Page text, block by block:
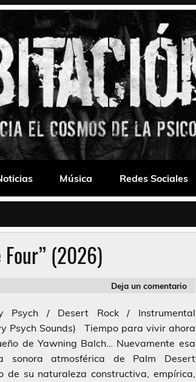
Música Redes Sociales
(2026)
Deja un comentario
Psych / Desert Rock / Instrumental
Psych Sounds) Tiempo para vivir ahora
de Yawning Balch… Nuevamente esa
sonora atmosférica de Palm Desert
de su naturaleza constructiva, empírica,